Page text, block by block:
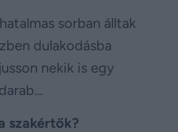
sorban álltak
dulakodásba
nekik is egy
szakértők?